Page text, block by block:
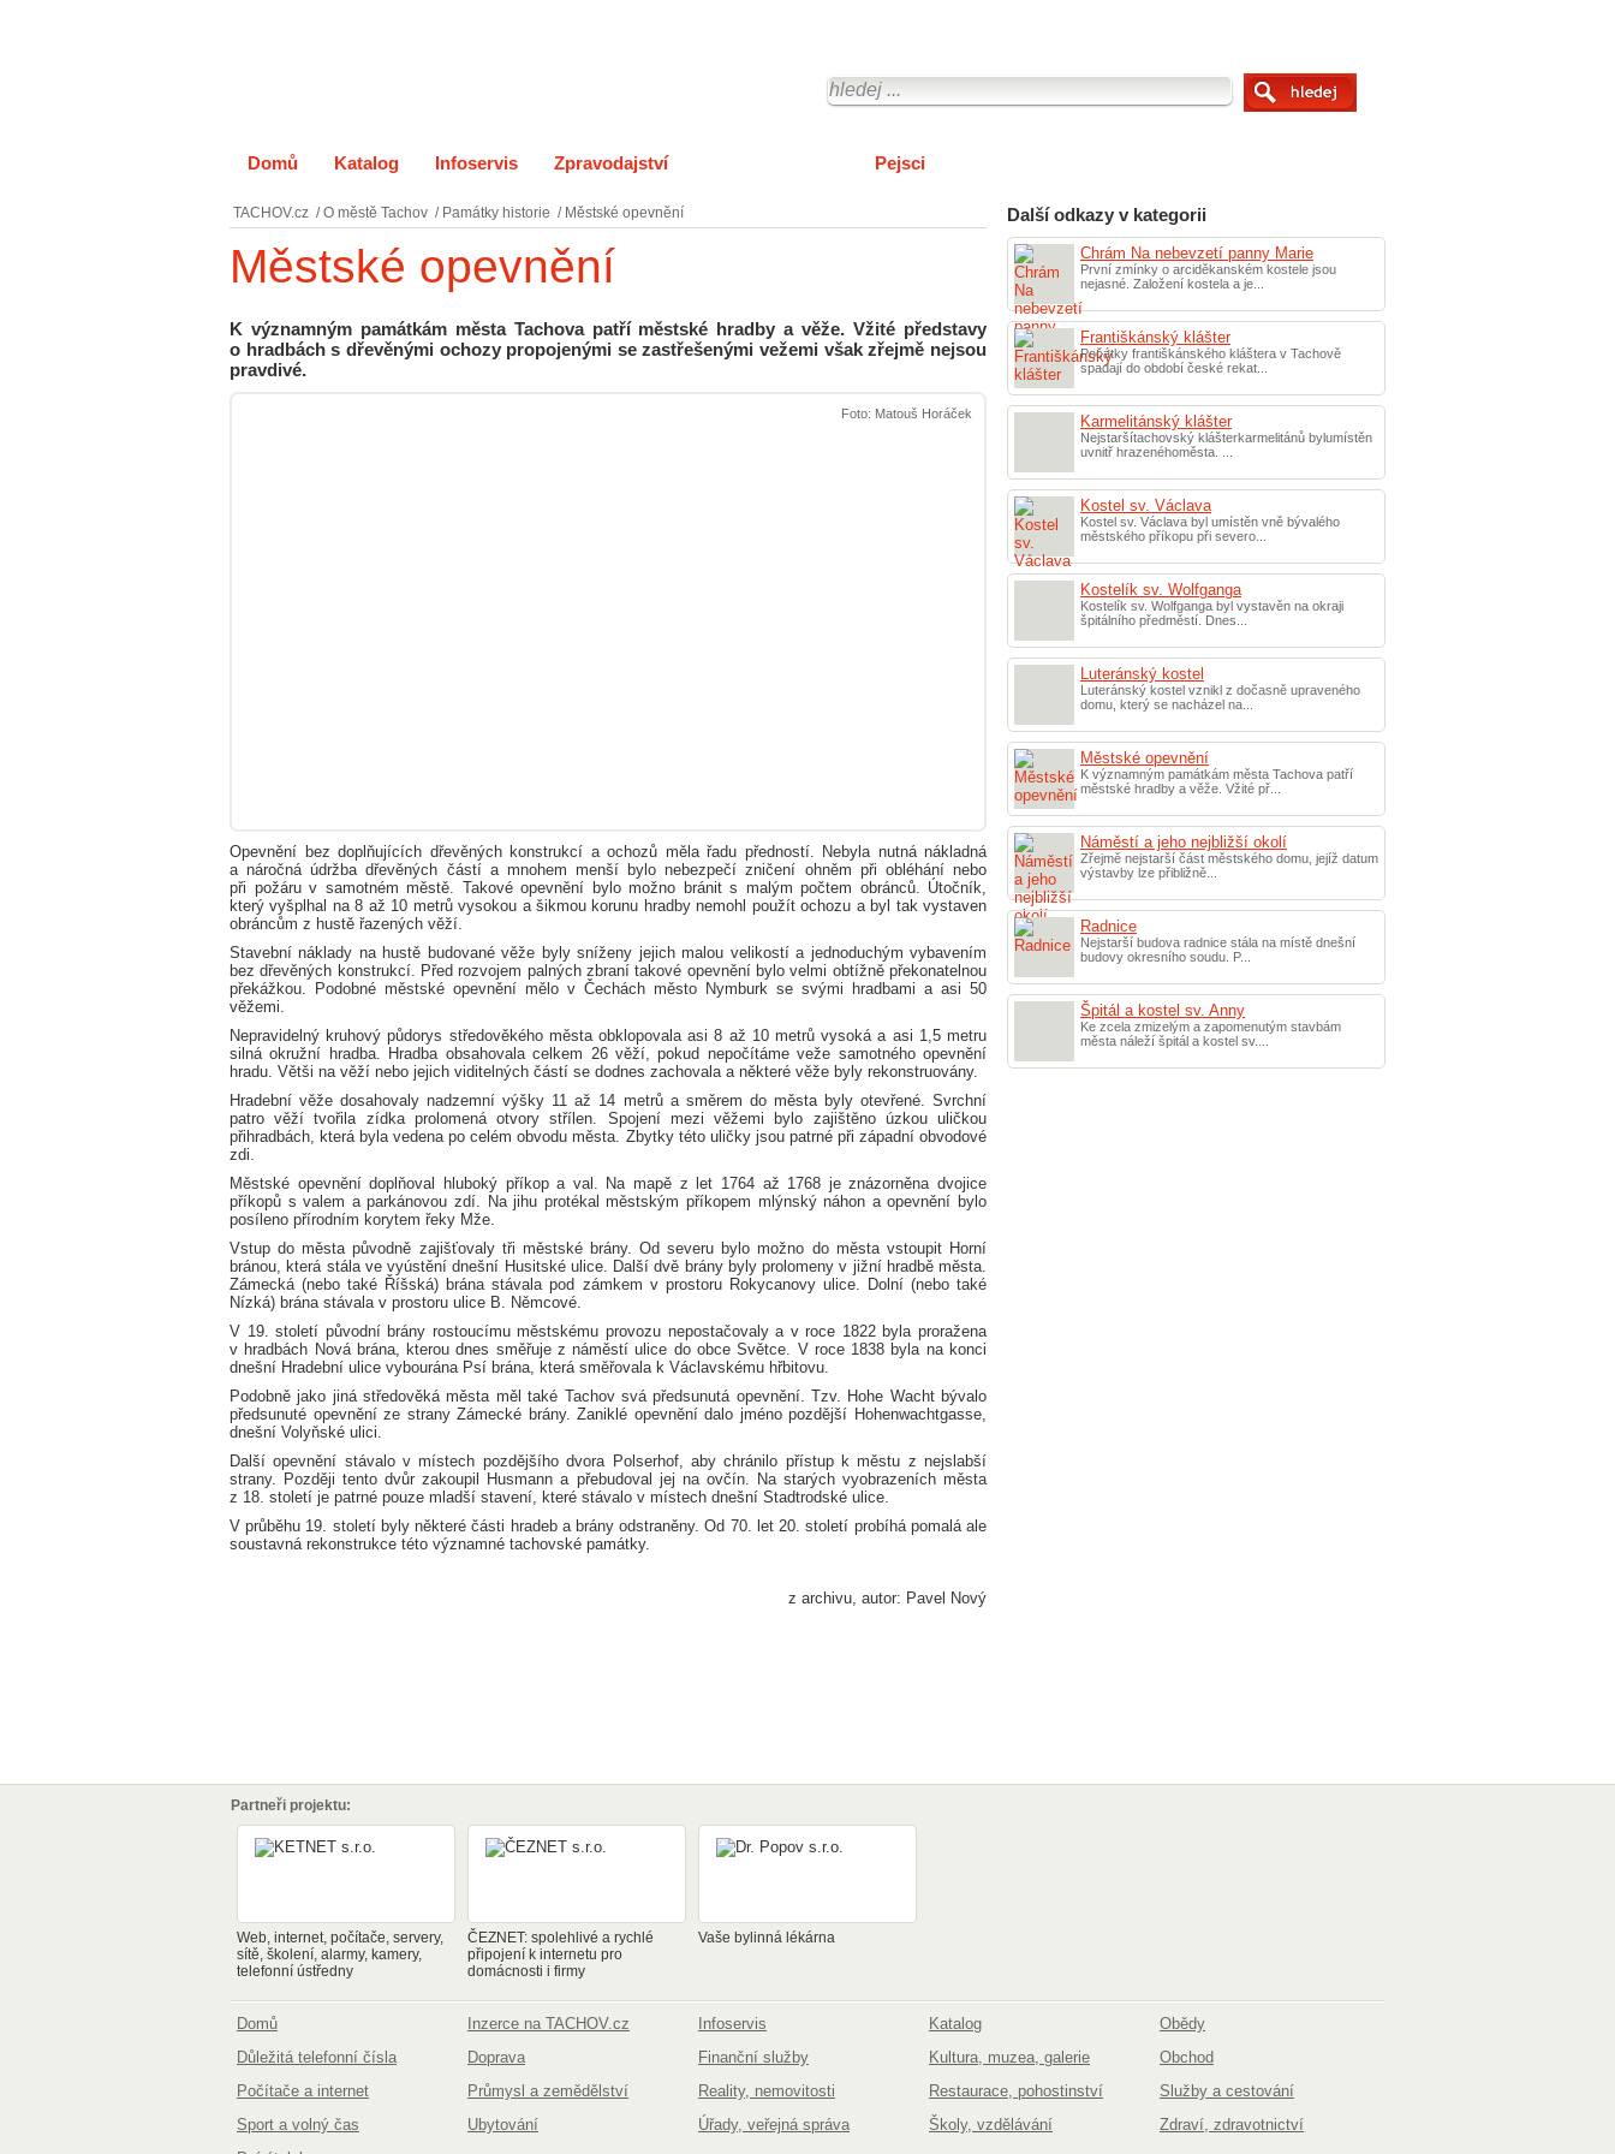
Domů Katalog Infoservis Zpravodajství Pejsci
TACHOV.cz / O městě Tachov / Památky historie / Městské opevnění
Městské opevnění
K významným památkám města Tachova patří městské hradby a věže. Vžité představy
o hradbách s dřevěnými ochozy propojenými se zastřešenými vežemi však zřejmě nejsou
pravdivé.
Foto: Matouš Horáček
Opevnění bez doplňujících dřevěných konstrukcí a ochozů měla řadu předností. Nebyla nutná nákladná
a náročná údržba dřevěných částí a mnohem menší bylo nebezpečí zničení ohněm při obléhání nebo
při požáru v samotném městě. Takové opevnění bylo možno bránit s malým počtem obránců. Útočník,
který vyšplhal na 8 až 10 metrů vysokou a šikmou korunu hradby nemohl použít ochozu a byl tak vystaven
obráncům z hustě řazených věží.
Stavební náklady na hustě budované věže byly sníženy jejich malou velikostí a jednoduchým vybavením
bez dřevěných konstrukcí. Před rozvojem palných zbraní takové opevnění bylo velmi obtížně překonatelnou
překážkou. Podobné městské opevnění mělo v Čechách město Nymburk se svými hradbami a asi 50
věžemi.
Nepravidelný kruhový půdorys středověkého města obklopovala asi 8 až 10 metrů vysoká a asi 1,5 metru
silná okružní hradba. Hradba obsahovala celkem 26 věží, pokud nepočítáme veže samotného opevnění
hradu. Větši na věží nebo jejich viditelných částí se dodnes zachovala a některé věže byly rekonstruovány.
Hradební věže dosahovaly nadzemní výšky 11 až 14 metrů a směrem do města byly otevřené. Svrchní
patro věží tvořila zídka prolomená otvory střílen. Spojení mezi věžemi bylo zajištěno úzkou uličkou
přihradbách, která byla vedena po celém obvodu města. Zbytky této uličky jsou patrné při západní obvodové
zdi.
Městské opevnění doplňoval hluboký příkop a val. Na mapě z let 1764 až 1768 je znázorněna dvojice
příkopů s valem a parkánovou zdí. Na jihu protékal městským příkopem mlýnský náhon a opevnění bylo
posíleno přírodním korytem řeky Mže.
Vstup do města původně zajišťovaly tři městské brány. Od severu bylo možno do města vstoupit Horní
bránou, která stála ve vyústění dnešní Husitské ulice. Další dvě brány byly prolomeny v jižní hradbě města.
Zámecká (nebo také Říšská) brána stávala pod zámkem v prostoru Rokycanovy ulice. Dolní (nebo také
Nízká) brána stávala v prostoru ulice B. Němcové.
V 19. století původní brány rostoucímu městskému provozu nepostačovaly a v roce 1822 byla proražena
v hradbách Nová brána, kterou dnes směřuje z náměstí ulice do obce Světce. V roce 1838 byla na konci
dnešní Hradební ulice vybourána Psí brána, která směřovala k Václavskému hřbitovu.
Podobně jako jiná středověká města měl také Tachov svá předsunutá opevnění. Tzv. Hohe Wacht bývalo
předsunuté opevnění ze strany Zámecké brány. Zaniklé opevnění dalo jméno pozdější Hohenwachtgasse,
dnešní Volyňské ulici.
Další opevnění stávalo v místech pozdějšího dvora Polserhof, aby chránilo přístup k městu z nejslabší
strany. Později tento dvůr zakoupil Husmann a přebudoval jej na ovčín. Na starých vyobrazeních města
z 18. století je patrné pouze mladší stavení, které stávalo v místech dnešní Stadtrodské ulice.
V průběhu 19. století byly některé části hradeb a brány odstraněny. Od 70. let 20. století probíhá pomalá ale
soustavná rekonstrukce této významné tachovské památky.
z archivu, autor: Pavel Nový
Další odkazy v kategorii
Chrám Na nebevzetí panny Marie
První zmínky o arciděkanském kostele jsou
nejasné. Založení kostela a je...
Františkánský klášter
Počátky františkánského kláštera v Tachově
spadají do období české rekat...
Karmelitánský klášter
Nejstaršítachovský klášterkarmelitánů bylumístěn
uvnitř hrazenéhoměsta. ...
Kostel sv. Václava
Kostel sv. Václava byl umístěn vně bývalého
městského příkopu při severo...
Kostelík sv. Wolfganga
Kostelík sv. Wolfganga byl vystavěn na okraji
špitálního předměstí. Dnes...
Luteránský kostel
Luteránský kostel vznikl z dočasně upraveného
domu, který se nacházel na...
Městské opevnění
K významným památkám města Tachova patří
městské hradby a věže. Vžité př...
Náměstí a jeho nejbližší okolí
Zřejmě nejstarší část městského domu, jejíž datum
výstavby lze přibližně...
Radnice
Nejstarší budova radnice stála na místě dnešní
budovy okresního soudu. P...
Špitál a kostel sv. Anny
Ke zcela zmizelým a zapomenutým stavbám
města náleží špitál a kostel sv....
Partneři projektu:
Web, internet, počítače, servery,
sítě, školení, alarmy, kamery,
telefonní ústředny
ČEZNET: spolehlivé a rychlé
připojení k internetu pro
domácnosti i firmy
Vaše bylinná lékárna
Domů Inzerce na TACHOV.cz Infoservis Katalog
Obědy
Důležitá telefonní čísla
Doprava Finanční služby Kultura, muzea, galerie
Obchod
Počítače a internet
Průmysl a zemědělství Reality, nemovitosti Restaurace, pohostinství
Služby a cestování
Sport a volný čas
Ubytování Úřady, veřejná správa Školy, vzdělávání
Zdraví, zdravotnictví